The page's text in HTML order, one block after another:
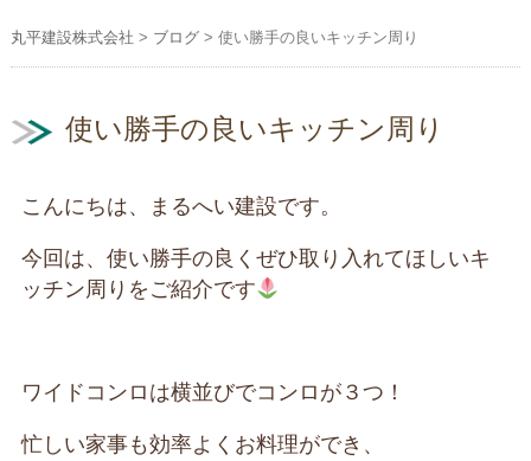
丸平建設株式会社 > ブログ> 使い勝手の良いキッチン周り
使い勝手の良いキッチン周り
こんにちは、まるへい建設です。
今回は、使い勝手の良くぜひ取り入れてほしいキ
ッチン周りをご紹介です
ワイドコンロは横並びでコンロが３つ！
忙しい家事も効率よくお料理ができ、